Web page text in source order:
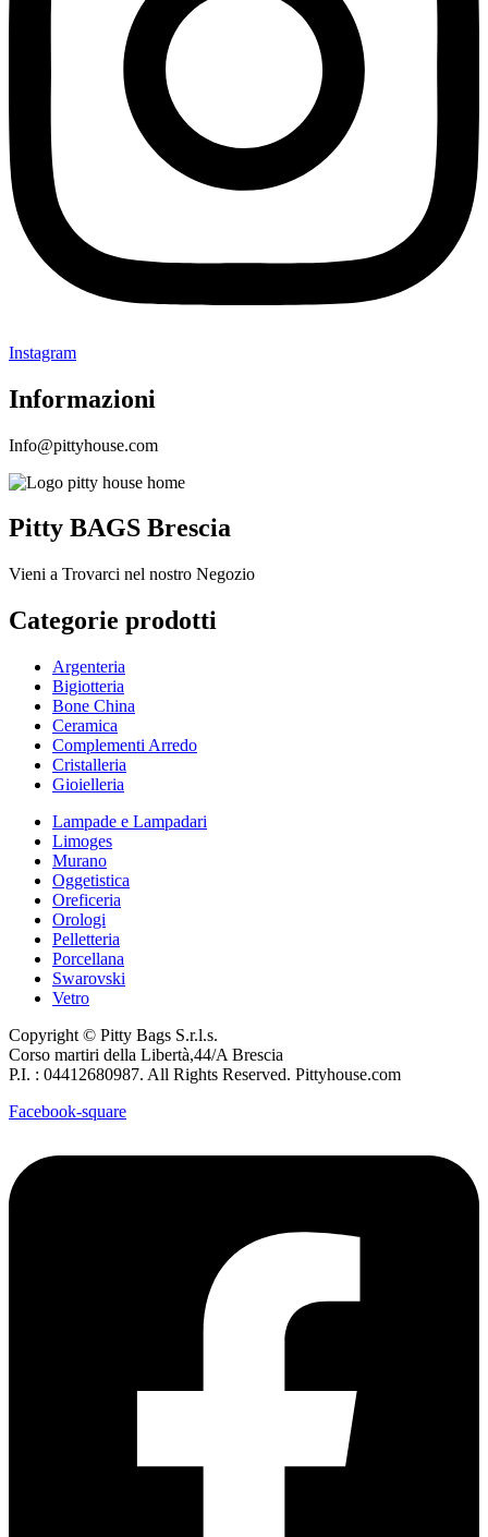
Instagram
Informazioni
Info@pittyhouse.com
Pitty BAGS Brescia
Vieni a Trovarci nel nostro Negozio
Categorie prodotti
Argenteria
Bigiotteria
Bone China
Ceramica
Complementi Arredo
Cristalleria
Gioielleria
Lampade e Lampadari
Limoges
Murano
Oggetistica
Oreficeria
Orologi
Pelletteria
Porcellana
Swarovski
Vetro
Copyright © Pitty Bags S.r.l.s.
Corso martiri della Libertà,44/A Brescia
P.I. : 04412680987. All Rights Reserved. Pittyhouse.com
Facebook-square